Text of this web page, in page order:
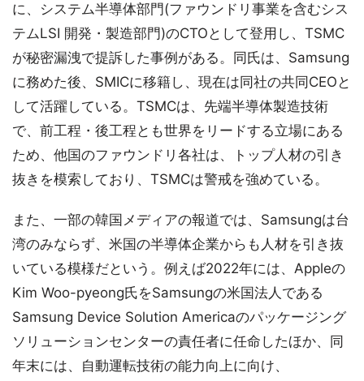
に、システム半導体部門(ファウンドリ事業を含むシス
テムLSI 開発・製造部門)のCTOとして登用し、TSMC
が秘密漏洩で提訴した事例がある。同氏は、Samsung
に務めた後、SMICに移籍し、現在は同社の共同CEOと
して活躍している。TSMCは、先端半導体製造技術
で、前工程・後工程とも世界をリードする立場にある
ため、他国のファウンドリ各社は、トップ人材の引き
抜きを模索しており、TSMCは警戒を強めている。
また、一部の韓国メディアの報道では、Samsungは台
湾のみならず、米国の半導体企業からも人材を引き抜
いている模様だという。例えば2022年には、Appleの
Kim Woo-pyeong氏をSamsungの米国法人である
Samsung Device Solution Americaのパッケージング
ソリューションセンターの責任者に任命したほか、同
年末には、自動運転技術の能力向上に向け、